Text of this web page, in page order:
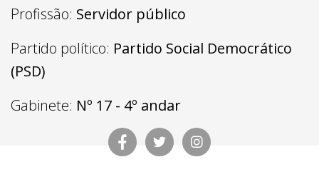
Profissão: Servidor público
Partido político: Partido Social Democrático
(PSD)
Gabinete: Nº 17 - 4º andar